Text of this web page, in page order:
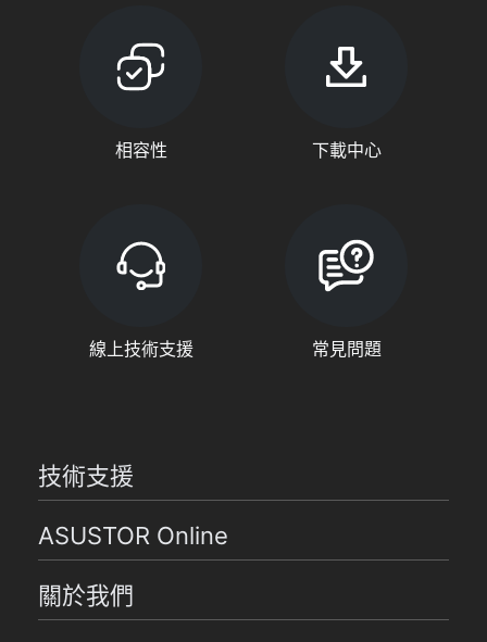
相容性 下載中心
線上技術支援 常見問題
技術支援
ASUSTOR Online
關於我們